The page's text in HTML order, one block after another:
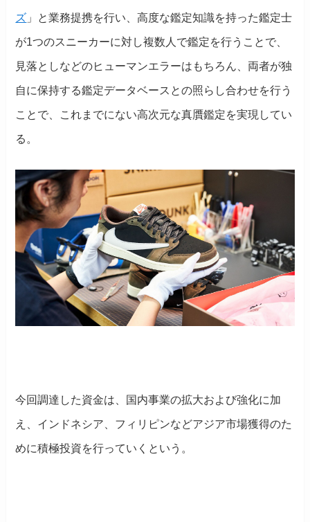
ズ 」と業務提携を行い、高度な鑑定知識を持った鑑定士
が1つのスニーカーに対し複数人で鑑定を行うことで、
見落としなどのヒューマンエラーはもちろん、両者が独
自に保持する鑑定データベースとの照らし合わせを行う
ことで、これまでにない高次元な真贋鑑定を実現してい
る。
今回調達した資金は、国内事業の拡大および強化に加
え、インドネシア、フィリピンなどアジア市場獲得のた
めに積極投資を行っていくという。